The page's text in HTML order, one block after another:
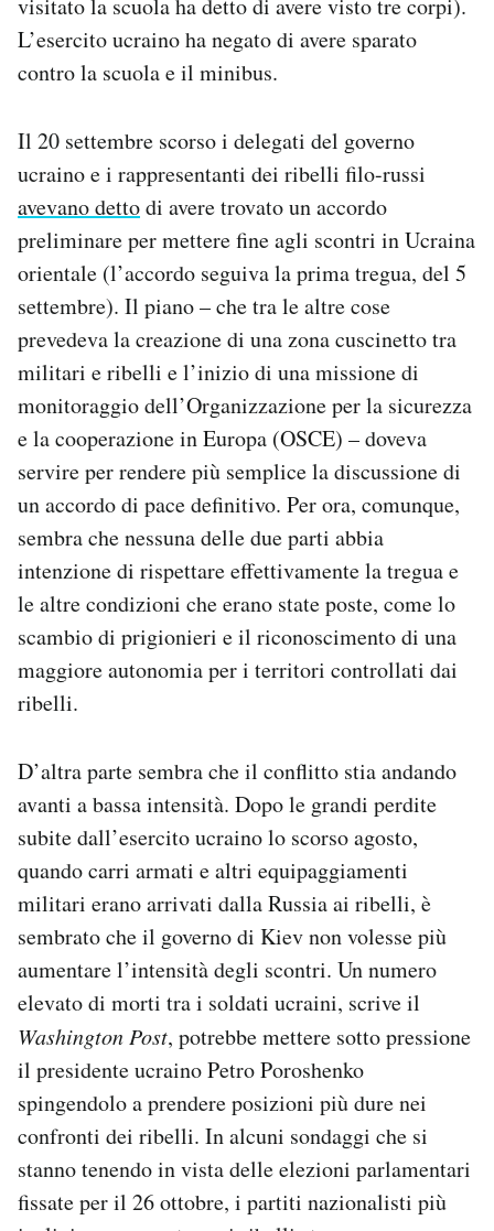
L’esercito ucraino ha negato di avere sparato
contro la scuola e il minibus.
Il 20 settembre scorso i delegati del governo
ucraino e i rappresentanti dei ribelli filo-russi
avevano dettodi avere trovato un accordo
preliminare per mettere fine agli scontri in Ucraina
orientale (l’accordo seguiva la prima tregua, del 5
settembre). Il piano – che tra le altre cose
prevedeva la creazione di una zona cuscinetto tra
militari e ribelli e l’inizio di una missione di
monitoraggio dell’Organizzazione per la sicurezza
e la cooperazione in Europa (OSCE) – doveva
servire per rendere più semplice la discussione di
un accordo di pace definitivo. Per ora, comunque,
sembra che nessuna delle due parti abbia
intenzione di rispettare effettivamente la tregua e
le altre condizioni che erano state poste, come lo
scambio di prigionieri e il riconoscimento di una
maggiore autonomia per i territori controllati dai
ribelli.
D’altra parte sembra che il conflitto stia andando
avanti a bassa intensità. Dopo le grandi perdite
subite dall’esercito ucraino lo scorso agosto,
quando carri armati e altri equipaggiamenti
militari erano arrivati dalla Russia ai ribelli, è
sembrato che il governo di Kiev non volesse più
aumentare l’intensità degli scontri. Un numero
elevato di morti tra i soldati ucraini, scrive il
Washington Post, potrebbe mettere sotto pressione
il presidente ucraino Petro Poroshenko
spingendolo a prendere posizioni più dure nei
confronti dei ribelli. In alcuni sondaggi che si
stanno tenendo in vista delle elezioni parlamentari
fissate per il 26 ottobre, i partiti nazionalisti più